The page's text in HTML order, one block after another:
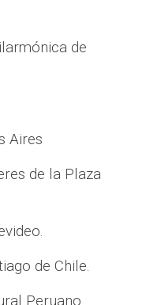
de
Aires
de la Plaza
de Chile.
Peruano